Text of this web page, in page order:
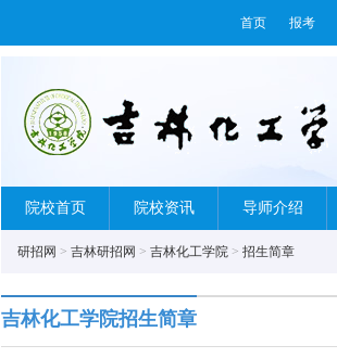
首页 报考
院校首页 院校资讯 导师介绍
研招网 > 吉林研招网 > 吉林化工学院 > 招生简章
吉林化工学院招生简章